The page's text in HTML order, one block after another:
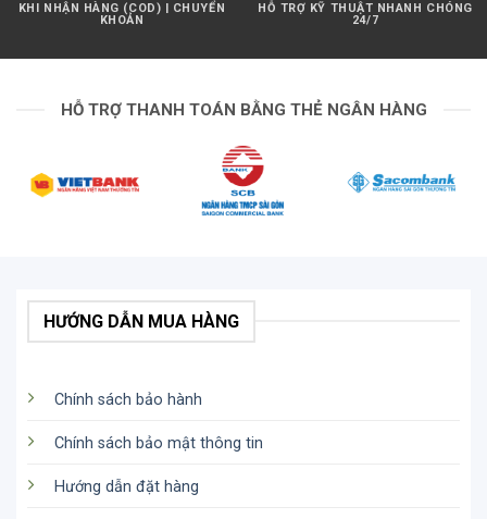
KHI NHẬN HÀNG (COD) | CHUYỂN
KHOẢN
HỖ TRỢ KỸ THUẬT NHANH CHÓNG
24/7
HỖ TRỢ THANH TOÁN BẰNG THẺ NGÂN HÀNG
HƯỚNG DẪN MUA HÀNG
Chính sách bảo hành
Chính sách bảo mật thông tin
Hướng dẫn đặt hàng